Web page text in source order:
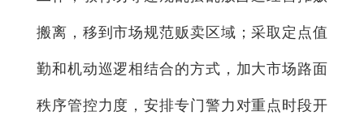
搬离，移到市场规范贩卖区域；采取定点值
勤和机动巡逻相结合的方式，加大市场路面
秩序管控力度，安排专门警力对重点时段开